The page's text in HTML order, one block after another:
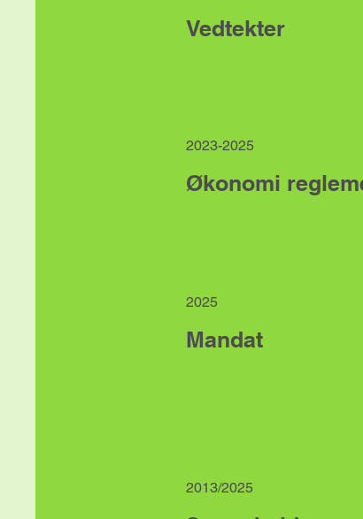
Vedtekter
2023-2025
Økonomi
2025
Mandat
2013/2025